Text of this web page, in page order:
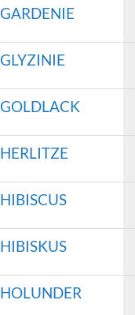
GARDENIE
GLYZINIE
GOLDLACK
HERLITZE
HIBISCUS
HIBISKUS
HOLUNDER